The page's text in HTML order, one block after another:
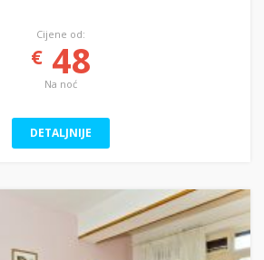
Cijene od:
€48
Na noć
DETALJNIJE